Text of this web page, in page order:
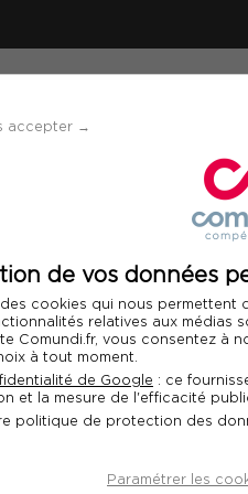
accepter →
de vos données
cookies qui nous permettent
relatives aux médias
Comundi.fr, vous consentez à
à tout moment.
de Google : ce
et la mesure de l'efficacité
politique de protection des
Paramétrer les
Attitude
la